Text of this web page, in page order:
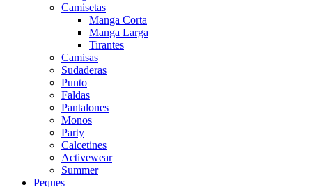
Camisetas
Manga Corta
Manga Larga
Tirantes
Camisas
Sudaderas
Punto
Faldas
Pantalones
Monos
Party
Calcetines
Activewear
Summer
Peques